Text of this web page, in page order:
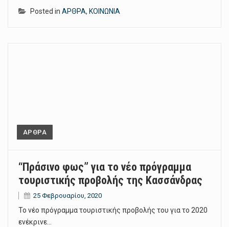
Posted in ΑΡΘΡΑ, ΚΟΙΝΩΝΙΑ
ΑΡΘΡΑ
“Πράσινο φως” για το νέο πρόγραμμα
τουριστικής προβολής της Κασσάνδρας
25 Φεβρουαρίου, 2020
Το νέο πρόγραμμα τουριστικής προβολής του για το 2020
ενέκρινε…